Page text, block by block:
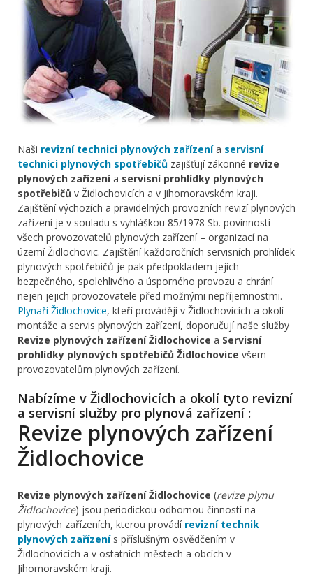
Naši revizní technici plynových zařízenía servisní
technici plynových spotřebičů zajišťují zákonné revize
plynových zařízenía servisní prohlídky plynových
spotřebičů v Židlochovicích a v Jihomoravském kraji.
Zajištění výchozích a pravidelných provozních revizí plynových
zařízení je v souladu s vyhláškou 85/1978 Sb. povinností
všech provozovatelů plynových zařízení – organizací na
území Židlochovic. Zajištění každoročních servisních prohlídek
plynových spotřebičů je pak předpokladem jejich
bezpečného, spolehlivého a úsporného provozu a chrání
nejen jejich provozovatele před možnými nepříjemnostmi.
Plynaři Židlochovice, kteří provádějí v Židlochovicích a okolí
montáže a servis plynových zařízení, doporučují naše služby
Revize plynových zařízení Židlochovice a Servisní
prohlídky plynových spotřebičů Židlochovice všem
provozovatelům plynových zařízení.
Nabízíme v Židlochovicích a okolí tyto revizní
a servisní služby pro plynová zařízení :
Revize plynových zařízení
Židlochovice
Revize plynových zařízení Židlochovice (revize plynu
Židlochovice) jsou periodickou odbornou činností na
plynových zařízeních, kterou provádí revizní technik
plynových zařízenís příslušným osvědčením v
Židlochovicích a v ostatních městech a obcích v
Jihomoravském kraji.